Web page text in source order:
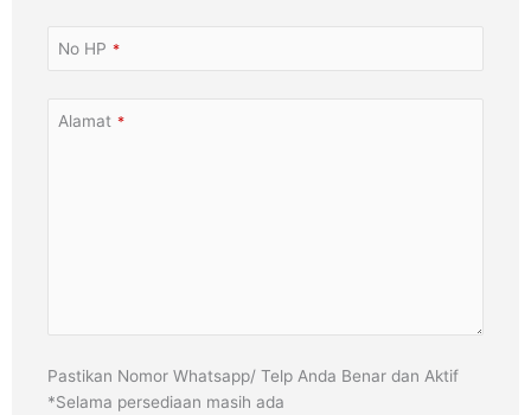
No HP *
Alamat *
Pastikan Nomor Whatsapp/ Telp Anda Benar dan Aktif
*Selama persediaan masih ada